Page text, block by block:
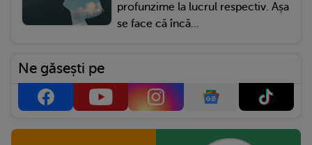
profunzime la lucrul respectiv. Așa
se face că încă...
Ne găsești pe